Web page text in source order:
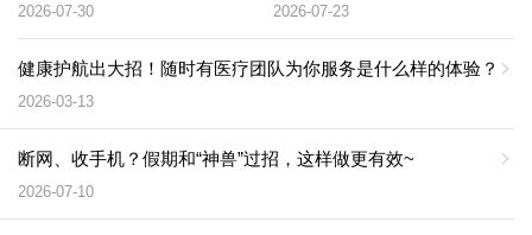
2026-07-30 2026-07-23
健康护航出大招！随时有医疗团队为你服务是什么样的体验？
2026-03-13
断网、收手机？假期和“神兽”过招，这样做更有效~
2026-07-10